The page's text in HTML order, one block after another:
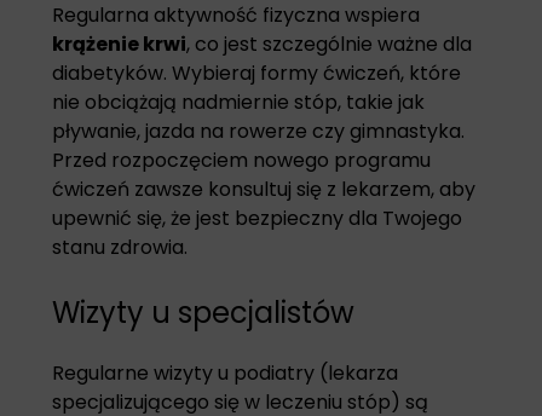
Regularna aktywność fizyczna wspiera
krążenie krwi, co jest szczególnie ważne dla
diabetyków. Wybieraj formy ćwiczeń, które
nie obciążają nadmiernie stóp, takie jak
pływanie, jazda na rowerze czy gimnastyka.
Przed rozpoczęciem nowego programu
ćwiczeń zawsze konsultuj się z lekarzem, aby
upewnić się, że jest bezpieczny dla Twojego
stanu zdrowia.
Wizyty u specjalistów
Regularne wizyty u podiatry (lekarza
specjalizującego się w leczeniu stóp) są